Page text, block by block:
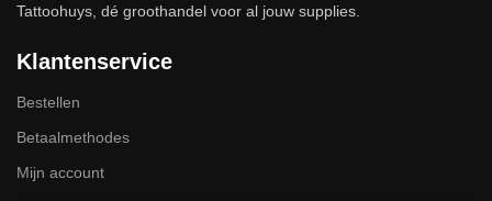
Tattoohuys, dé groothandel voor al jouw supplies.
Klantenservice
Bestellen
Betaalmethodes
Mijn account